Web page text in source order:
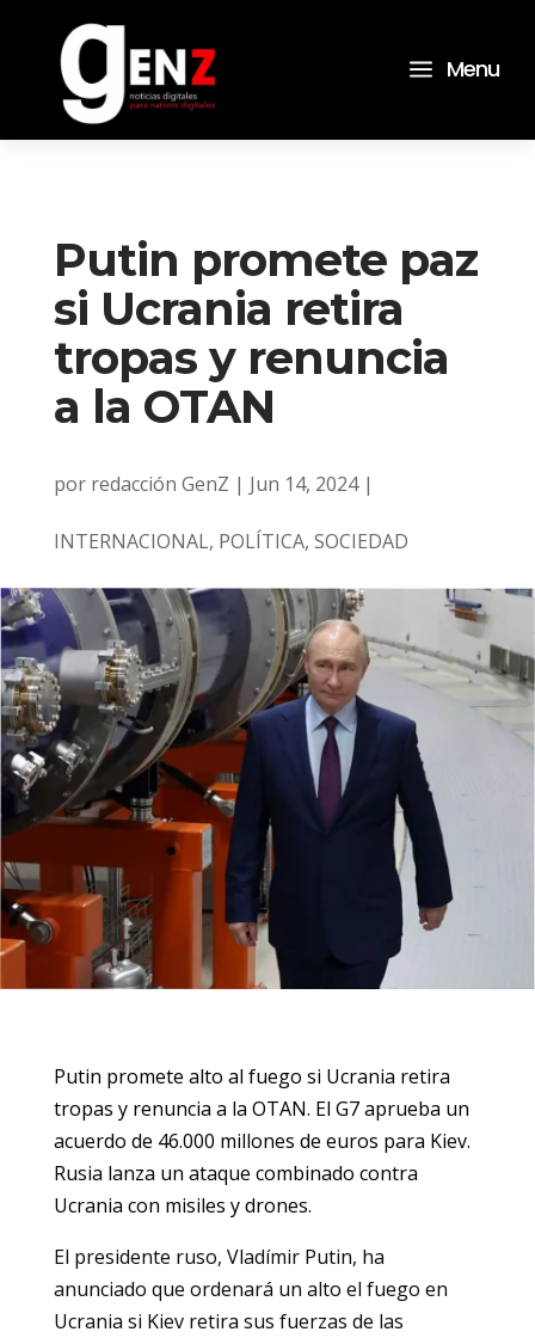
a Menu
Putin promete paz
si Ucrania retira
tropas y renuncia
a la OTAN
por redacción GenZ | Jun 14, 2024|
INTERNACIONAL, POLÍTICA, SOCIEDAD
Putin promete alto al fuego si Ucrania retira
tropas y renuncia a la OTAN. El G7 aprueba un
acuerdo de 46.000 millones de euros para Kiev.
Rusia lanza un ataque combinado contra
Ucrania con misiles y drones.
El presidente ruso, Vladímir Putin, ha
anunciado que ordenará un alto el fuego en
Ucrania si Kiev retira sus fuerzas de las